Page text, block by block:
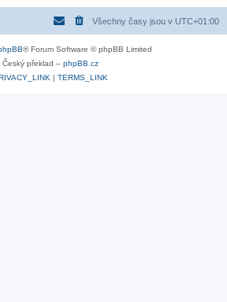
Všechny časy jsou v UTC+01:00
® Forum Software © phpBB Limited
Český překlad – phpBB.cz
| TERMS_LINK